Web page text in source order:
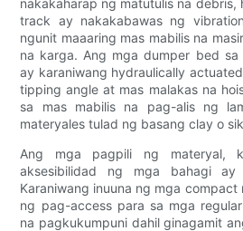
nakakaharap ng matutulis na
track ay nakakabawas ng
ngunit maaaring mas mabilis na
na karga. Ang mga dumper bed sa
ay karaniwang hydraulically
tipping angle at mas malakas na
sa mas mabilis na pag-alis ng
materyales tulad ng basang clay o
Ang mga pagpili ng materyal,
aksesibilidad ng mga bahagi ay
Karaniwang inuuna ng mga compact
ng pag-access para sa mga
na pagkukumpuni dahil ginagamit